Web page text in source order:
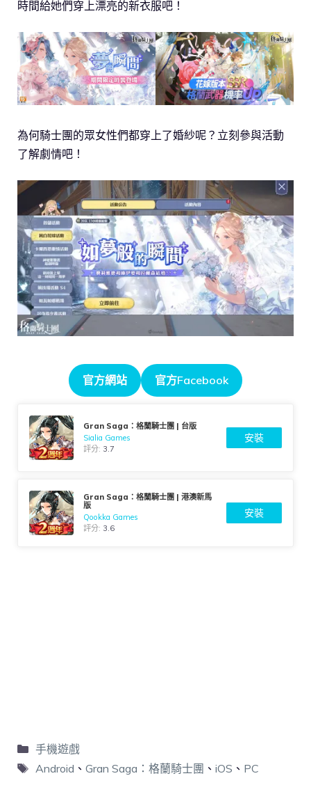
時間給她們穿上漂亮的新衣服吧！
為何騎士團的眾女性們都穿上了婚紗呢？立刻參與活動
了解劇情吧！
官方網站 官方Facebook
Gran Saga：格蘭騎士團 | 台版
Sialia Games
評分: 3.7
安裝
Gran Saga：格蘭騎士團 | 港澳新馬
版
Qookka Games
評分: 3.6
安裝
手機遊戲
Android 、 Gran Saga：格蘭騎士團 、 iOS 、 PC